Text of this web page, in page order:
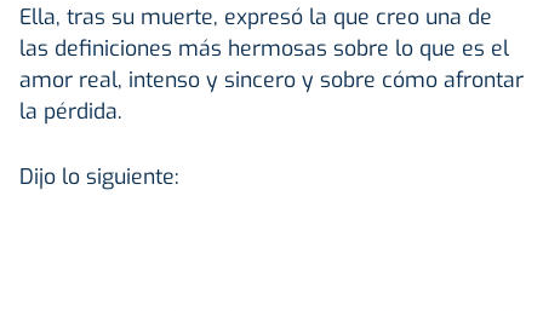
Ella, tras su muerte, expresó la que creo una de
las definiciones más hermosas sobre lo que es el
amor real, intenso y sincero y sobre cómo afrontar
la pérdida.
Dijo lo siguiente: